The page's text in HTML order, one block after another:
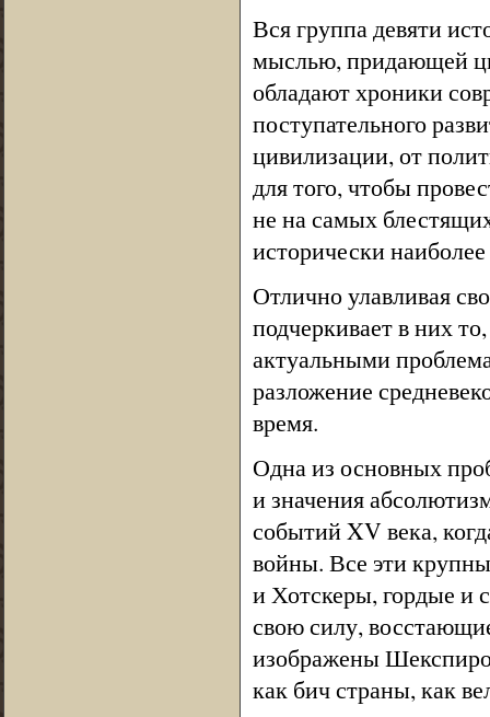
Вся группа девяти
мыслью, придающей
обладают хроники
поступательного
цивилизации, от
для того, чтобы
не на самых
исторически
Отлично улавливая
подчеркивает в них
актуальными
разложение
время.
Одна из основных
и значения
событий XV века,
войны. Все эти
и Хотскеры, гордые и
свою силу,
изображены
как бич страны, как